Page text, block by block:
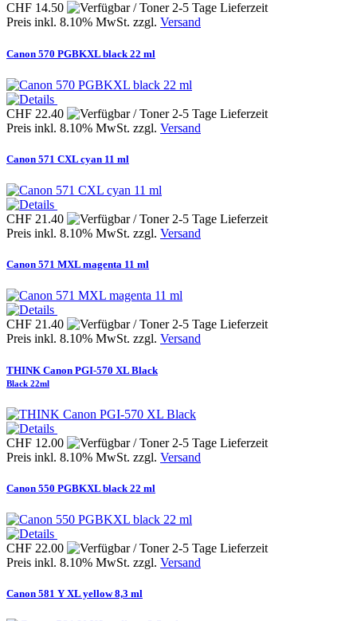
CHF 14.50
Preis inkl. 8.10% MwSt. zzgl. Versand
Canon 570 PGBKXL black 22 ml
CHF 22.40
Preis inkl. 8.10% MwSt. zzgl. Versand
Canon 571 CXL cyan 11 ml
CHF 21.40
Preis inkl. 8.10% MwSt. zzgl. Versand
Canon 571 MXL magenta 11 ml
CHF 21.40
Preis inkl. 8.10% MwSt. zzgl. Versand
THINK Canon PGI-570 XL Black
Black 22ml
CHF 12.00
Preis inkl. 8.10% MwSt. zzgl. Versand
Canon 550 PGBKXL black 22 ml
CHF 22.00
Preis inkl. 8.10% MwSt. zzgl. Versand
Canon 581 Y XL yellow 8,3 ml